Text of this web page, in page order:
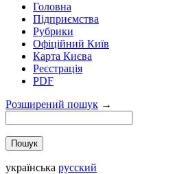
Головна
Підприємства
Рубрики
Офіційний Київ
Карта Києва
Реєстрація
PDF
Розширений пошук →
українська русский